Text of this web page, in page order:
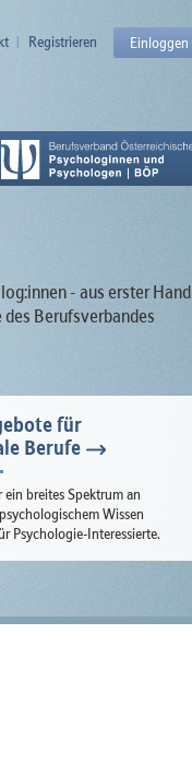
Registrieren Einloggen
- aus erster Hand
Berufsverbandes
für
Berufe
breites Spektrum an
Wissen
Psychologie-Interessierte.